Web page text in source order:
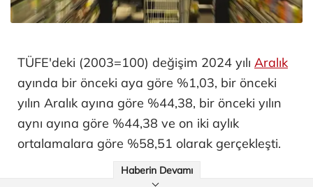
TÜFE'deki (2003=100) değişim 2024 yılı Aralık
ayında bir önceki aya göre %1,03, bir önceki
yılın Aralık ayına göre %44,38, bir önceki yılın
aynı ayına göre %44,38 ve on iki aylık
ortalamalara göre %58,51 olarak gerçekleşti.
Haberin Devamı